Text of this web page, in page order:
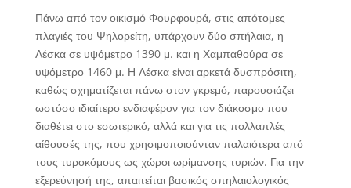
Πάνω από τον οικισμό Φουρφουρά, στις απότομες
πλαγιές του Ψηλορείτη, υπάρχουν δύο σπήλαια, η
Λέσκα σε υψόμετρο 1390 μ. και η Χαμπαθούρα σε
υψόμετρο 1460 μ. Η Λέσκα είναι αρκετά δυσπρόσιτη,
καθώς σχηματίζεται πάνω στον γκρεμό, παρουσιάζει
ωστόσο ιδιαίτερο ενδιαφέρον για τον διάκοσμο που
διαθέτει στο εσωτερικό, αλλά και για τις πολλαπλές
αίθουσές της, που χρησιμοποιούνταν παλαιότερα από
τους τυροκόμους ως χώροι ωρίμανσης τυριών. Για την
εξερεύνησή της, απαιτείται βασικός σπηλαιολογικός